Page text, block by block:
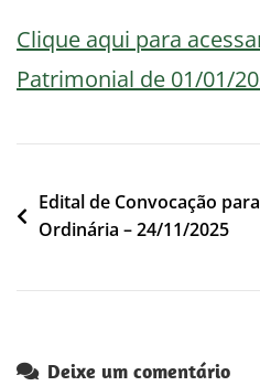
Clique aqui para
Patrimonial de 01/01/
Navegação
de
Edital de Convocação
Ordinária – 24/11/2025
Deixe um comentário